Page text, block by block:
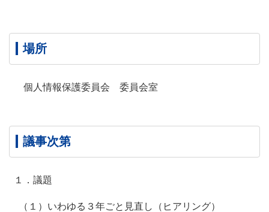
場所
個人情報保護委員会 委員会室
議事次第
１．議題
（１）いわゆる３年ごと見直し（ヒアリング）